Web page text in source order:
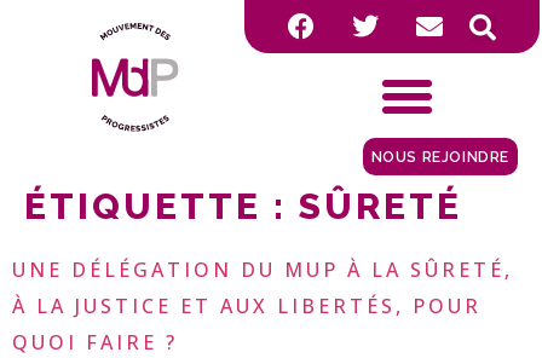
NOUS REJOINDRE
ÉTIQUETTE : SÛRETÉ
UNE DÉLÉGATION DU MUP À LA SÛRETÉ,
À LA JUSTICE ET AUX LIBERTÉS, POUR
QUOI FAIRE ?